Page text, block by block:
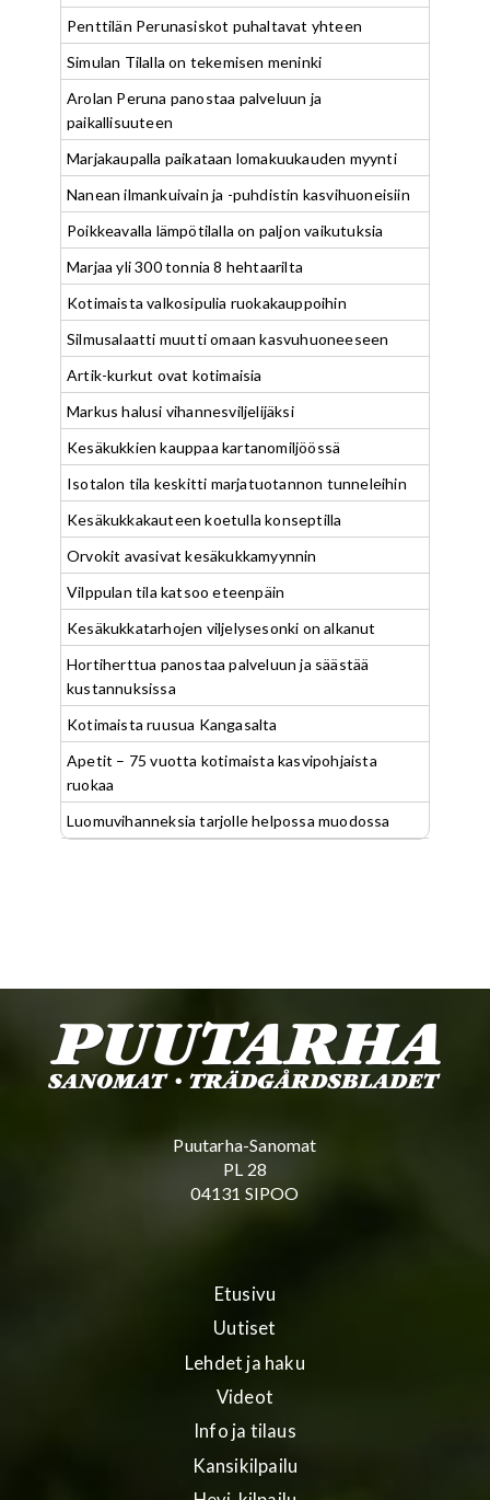
Penttilän Perunasiskot puhaltavat yhteen
Simulan Tilalla on tekemisen meninki
Arolan Peruna panostaa palveluun ja
paikallisuuteen
Marjakaupalla paikataan lomakuukauden myynti
Nanean ilmankuivain ja -puhdistin kasvihuoneisiin
Poikkeavalla lämpötilalla on paljon vaikutuksia
Marjaa yli 300 tonnia 8 hehtaarilta
Kotimaista valkosipulia ruokakauppoihin
Silmusalaatti muutti omaan kasvuhuoneeseen
Artik-kurkut ovat kotimaisia
Markus halusi vihannesviljelijäksi
Kesäkukkien kauppaa kartanomiljöössä
Isotalon tila keskitti marjatuotannon tunneleihin
Kesäkukkakauteen koetulla konseptilla
Orvokit avasivat kesäkukkamyynnin
Vilppulan tila katsoo eteenpäin
Kesäkukkatarhojen viljelysesonki on alkanut
Hortiherttua panostaa palveluun ja säästää
kustannuksissa
Kotimaista ruusua Kangasalta
Apetit – 75 vuotta kotimaista kasvipohjaista
ruokaa
Luomuvihanneksia tarjolle helpossa muodossa
Puutarha-Sanomat
PL 28
04131 SIPOO
Etusivu
Uutiset
Lehdet ja haku
Videot
Info ja tilaus
Kansikilpailu